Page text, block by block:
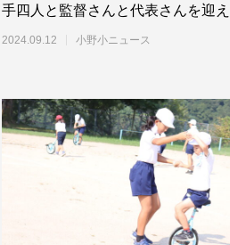
手四人と監督さんと代表さんを迎
を過ごしました。リズムジャンプ、
2024.09.12 小野小ニュース